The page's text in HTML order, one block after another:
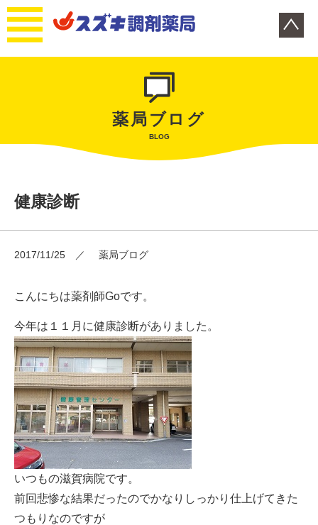
薬局ブログ
BLOG
健康診断
2017/11/25 薬局ブログ
こんにちは薬剤師Goです。
今年は１１月に健康診断がありました。
いつもの滋賀病院です。
前回悲惨な結果だったのでかなりしっかり仕上げてきた
つもりなのですが